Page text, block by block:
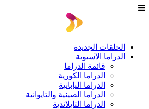
الحلقات الجديدة
الدراما الآسيوية
قائمة الدراما
الدراما الكورية
الدراما اليابانية
الدراما الصينية والتايوانية
الدراما التايلاندية